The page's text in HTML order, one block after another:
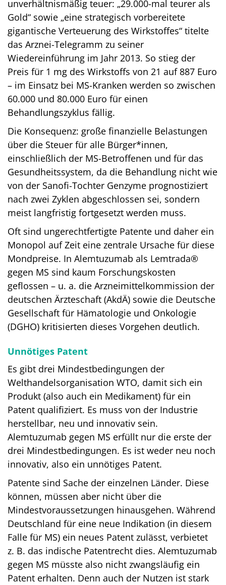
unverhältnismäßig teuer: „29.000-mal teurer als
Gold“ sowie „eine strategisch vorbereitete
gigantische Verteuerung des Wirkstoffes“ titelte
das Arznei-Telegramm zu seiner
Wiedereinführung im Jahr 2013. So stieg der
Preis für 1 mg des Wirkstoffs von 21 auf 887 Euro
– im Einsatz bei MS-Kranken werden so zwischen
60.000 und 80.000 Euro für einen
Behandlungszyklus fällig.
Die Konsequenz: große finanzielle Belastungen
über die Steuer für alle Bürger*innen,
einschließlich der MS-Betroffenen und für das
Gesundheitssystem, da die Behandlung nicht wie
von der Sanofi-Tochter Genzyme prognostiziert
nach zwei Zyklen abgeschlossen sei, sondern
meist langfristig fortgesetzt werden muss.
Oft sind ungerechtfertigte Patente und daher ein
Monopol auf Zeit eine zentrale Ursache für diese
Mondpreise. In Alemtuzumab als Lemtrada®
gegen MS sind kaum Forschungskosten
geflossen – u. a. die Arzneimittelkommission der
deutschen Ärzteschaft (AkdÄ) sowie die Deutsche
Gesellschaft für Hämatologie und Onkologie
(DGHO) kritisierten dieses Vorgehen deutlich.
Unnötiges Patent
Es gibt drei Mindestbedingungen der
Welthandelsorganisation WTO, damit sich ein
Produkt (also auch ein Medikament) für ein
Patent qualifiziert. Es muss von der Industrie
herstellbar, neu und innovativ sein.
Alemtuzumab gegen MS erfüllt nur die erste der
drei Mindestbedingungen. Es ist weder neu noch
innovativ, also ein unnötiges Patent.
Patente sind Sache der einzelnen Länder. Diese
können, müssen aber nicht über die
Mindestvoraussetzungen hinausgehen. Während
Deutschland für eine neue Indikation (in diesem
Falle für MS) ein neues Patent zulässt, verbietet
z. B. das indische Patentrecht dies. Alemtuzumab
gegen MS müsste also nicht zwangsläufig ein
Patent erhalten. Denn auch der Nutzen ist stark